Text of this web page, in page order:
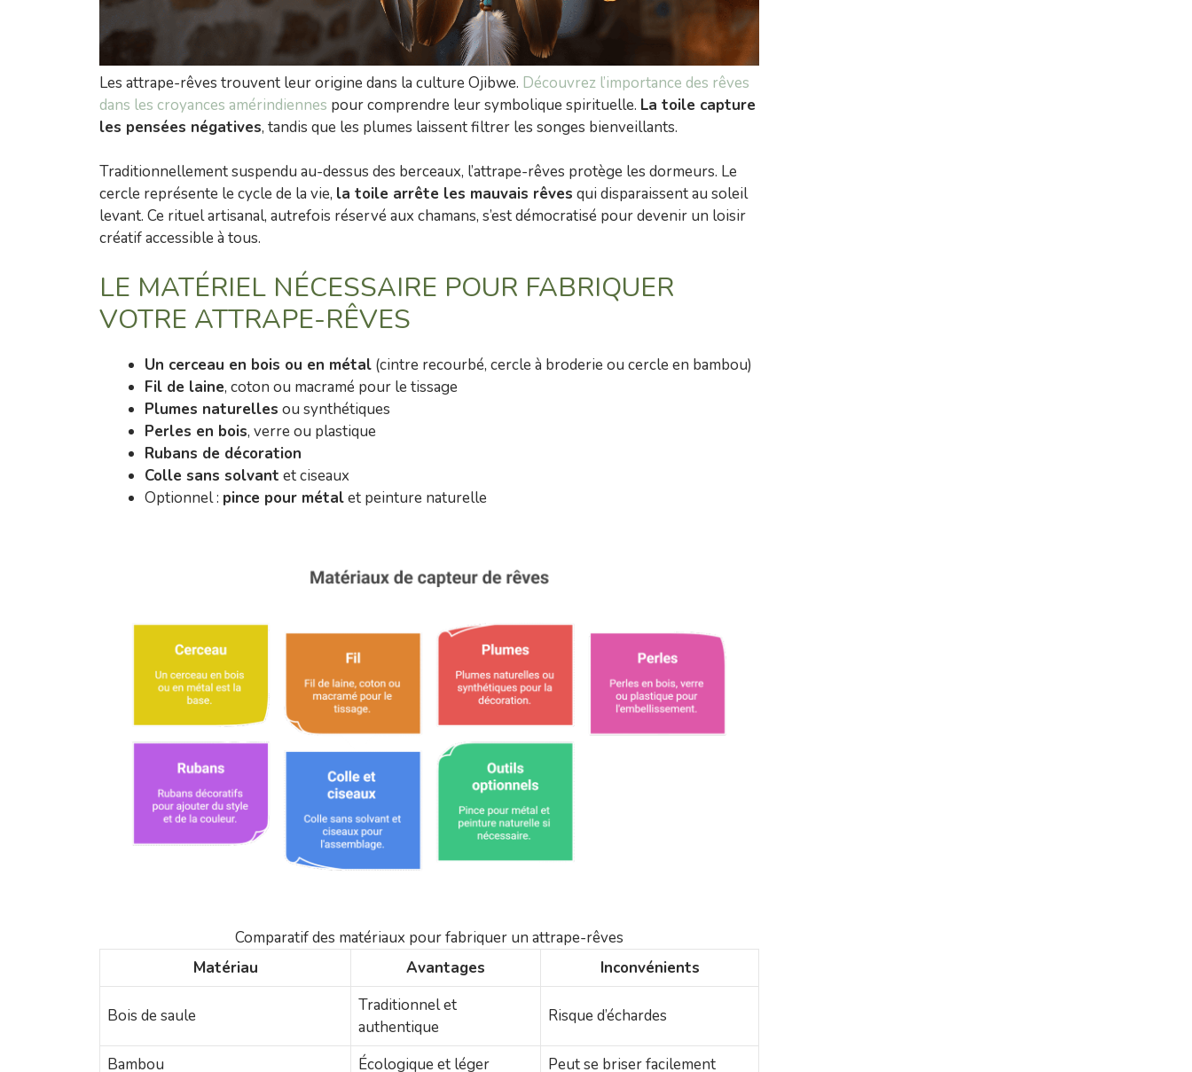
Les attrape-rêves trouvent leur origine dans la culture Ojibwe. Découvrez l’importance des rêves
dans les croyances amérindiennes pour comprendre leur symbolique spirituelle. La toile capture
les pensées négatives, tandis que les plumes laissent filtrer les songes bienveillants.
Traditionnellement suspendu au-dessus des berceaux, l’attrape-rêves protège les dormeurs. Le
cercle représente le cycle de la vie, la toile arrête les mauvais rêves qui disparaissent au soleil
levant. Ce rituel artisanal, autrefois réservé aux chamans, s’est démocratisé pour devenir un loisir
créatif accessible à tous.
LE MATÉRIEL NÉCESSAIRE POUR FABRIQUER
VOTRE ATTRAPE-RÊVES
Un cerceau en bois ou en métal (cintre recourbé, cercle à broderie ou cercle en bambou)
Fil de laine, coton ou macramé pour le tissage
Plumes naturelles ou synthétiques
Perles en bois, verre ou plastique
Rubans de décoration
Colle sans solvant et ciseaux
Optionnel : pince pour métalet peinture naturelle
Comparatif des matériaux pour fabriquer un attrape-rêves
Matériau
Avantages Inconvénients
Bois de saule
Traditionnel et
authentique
Risque d’échardes
Bambou Écologique et léger Peut se briser facilement